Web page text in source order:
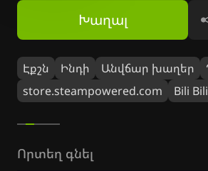
Էքշն Ինդի Անվճար խաղեր
store.steampowered.com
Bili Bili
Խաղալ
Որտեղ գնել